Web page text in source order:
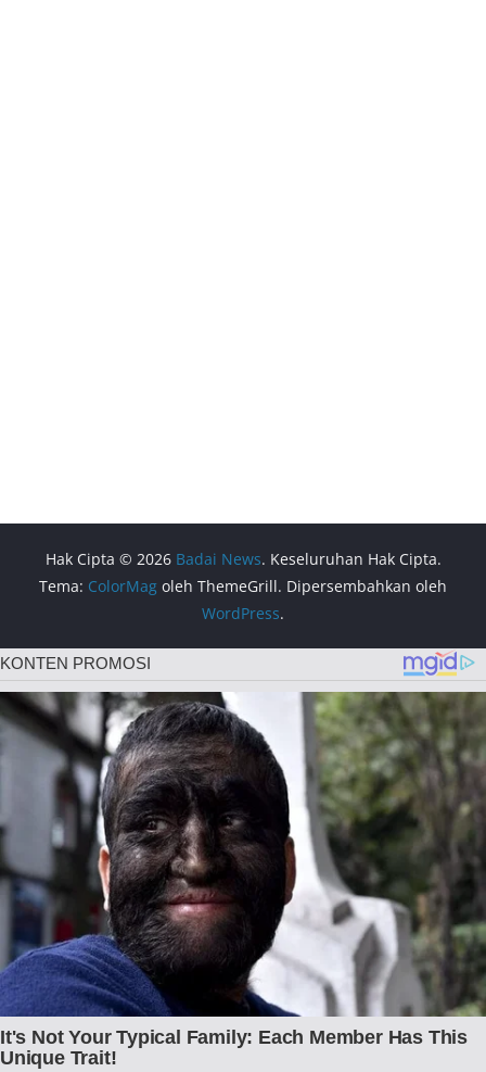
Hak Cipta © 2026 Badai News. Keseluruhan Hak Cipta.
Tema: ColorMag oleh ThemeGrill. Dipersembahkan oleh
WordPress.